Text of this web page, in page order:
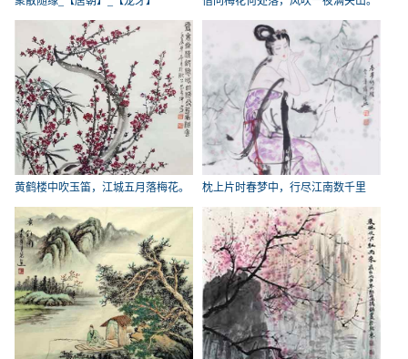
黄鹤楼中吹玉笛，江城五月落梅花。
枕上片时春梦中，行尽江南数千里
_【